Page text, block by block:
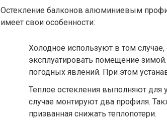
Остекление балконов алюминиевым
имеет свои особенности:
Холодное используют в том случае,
эксплуатировать помещение
погодных явлений. При этом
Теплое остекления выполняют для
случае монтируют два профиля.
призванная снижать теплопотери.